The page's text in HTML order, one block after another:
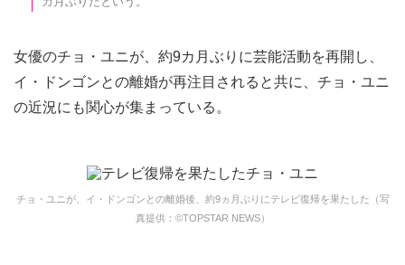
女優のチョ・ユニが、約9カ月ぶりに芸能活動を再開し、
イ・ドンゴンとの離婚が再注目されると共に、チョ・ユニ
の近況にも関心が集まっている。
チョ・ユニが、イ・ドンゴンとの離婚後、約9ヵ月ぶりにテレビ復帰を果たした（写
真提供：©TOPSTAR NEWS）